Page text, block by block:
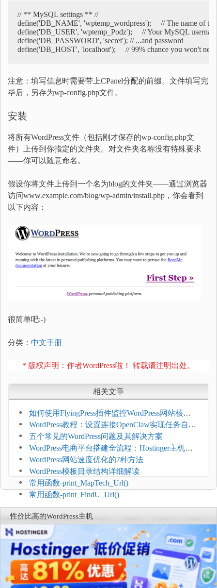
// ** MySQL settings ** //
define('DB_NAME', 'wptemp_wordpress');     // The name of the
define('DB_USER', 'wptemp_Podz');     // Your MySQL
define('DB_PASSWORD', 'secret'); // ...and password
注意：填写信息时需要带上CPanel分配的前缀。文件填写完
毕后，另存为wp-config.php文件。
安装
将所有WordPress文件（包括刚才保存的wp-config.php文
件）上传到你指定的文件夹。对文件夹名称没有特殊要求
——你可以随意命名。
假设你将文件上传到一个名为blog的文件夹——通过浏览器
访问www.example.com/blog/wp-admin/install.php，你会看到
以下内容：
很简单吧:-)
分类： 中文手册
* 版权声明：作者WordPress啦！ 转载请注明出处。
相关文章
如何使用FlyingPress插件监控WordPress网站核心
网页指标（CWV）
WordPress教程：设置连接OpenClaw实现任务自动
化
五个常见的WordPress问题及其解决方案
WordPress电商平台搭建全流程：Hostinger主机一
键部署
WordPress网站速度优化的7种方法
WordPress模板目录结构详细解读
常用函数-print_MapTech_Url()
常用函数-print_FindU_Url()
性价比高的WordPress主机